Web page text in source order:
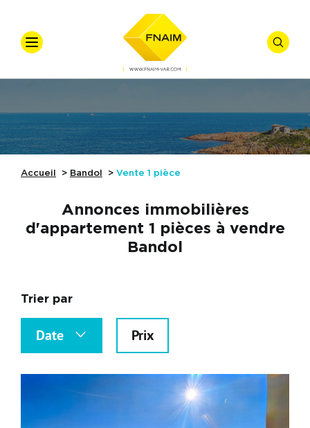
Locations
Gestion Locative
Nos Actualités
Accueil Bandol Vente 1 pièce
Annonces immobilières
d'appartement 1 pièces à vendre
Bandol
Trier par
Date Prix
VOTRE
VOTRE
*